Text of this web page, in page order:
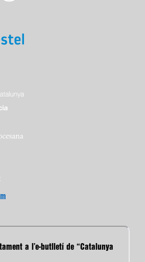
a l’e-butlletí de “Catalunya